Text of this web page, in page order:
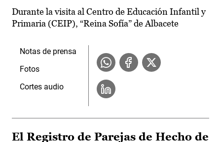
Durante la visita al Centro de Educación Infantil y
Primaria (CEIP), “Reina Sofía” de Albacete
Notas de prensa
Fotos
Cortes audio
El Registro de Parejas de Hecho de